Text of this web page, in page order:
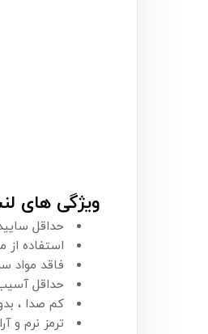
ویژگی های
حداقل
استفاده از
فاقد مواد
حداقل
کم صدا ،
ترمز نرم و